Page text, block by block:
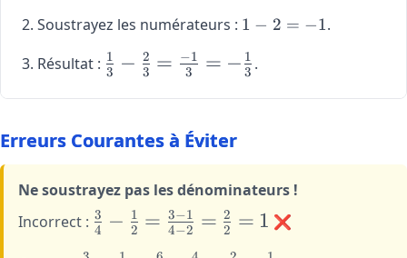
Soustrayez les numérateurs : 1
2
1 − 2 = −1.
Résultat : \large
\frac{1}
{3} -
{3} =
{3} = -
\frac{1}
{3}
3
1 − 3
2 = 3
−1 = − 3
1 .
Erreurs Courantes à Éviter
Ne soustrayez pas les dénominateurs !
Incorrect : \large
\frac{3}
4
3 − 2
1 = 4−2
3−1 = 2
2 = 1 ❌